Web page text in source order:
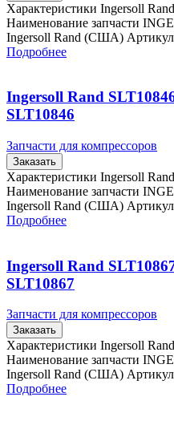
Характеристики Ingersoll
Наименование запчасти
Ingersoll Rand (США)
Подробнее
Ingersoll Rand
SLT10846
Запчасти для компрессоров
Заказать
Характеристики Ingersoll
Наименование запчасти
Ingersoll Rand (США)
Подробнее
Ingersoll Rand
SLT10867
Запчасти для компрессоров
Заказать
Характеристики Ingersoll
Наименование запчасти
Ingersoll Rand (США)
Подробнее